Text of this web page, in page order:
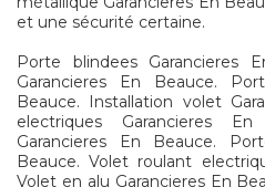
et une sécurité certaine.
Porte blindees Garancieres
Garancieres En Beauce.
Beauce. Installation volet
electriques Garancieres
Garancieres En Beauce.
Beauce. Volet roulant
Volet en alu Garancieres En